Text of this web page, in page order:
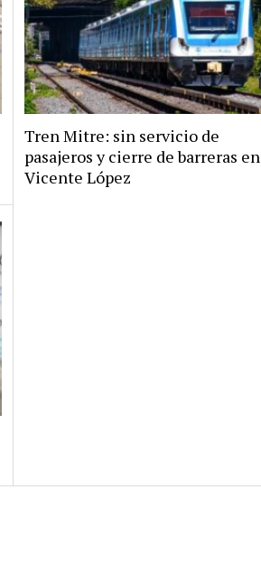
Tren Mitre: sin servicio de
pasajeros y cierre de barreras en
Vicente López